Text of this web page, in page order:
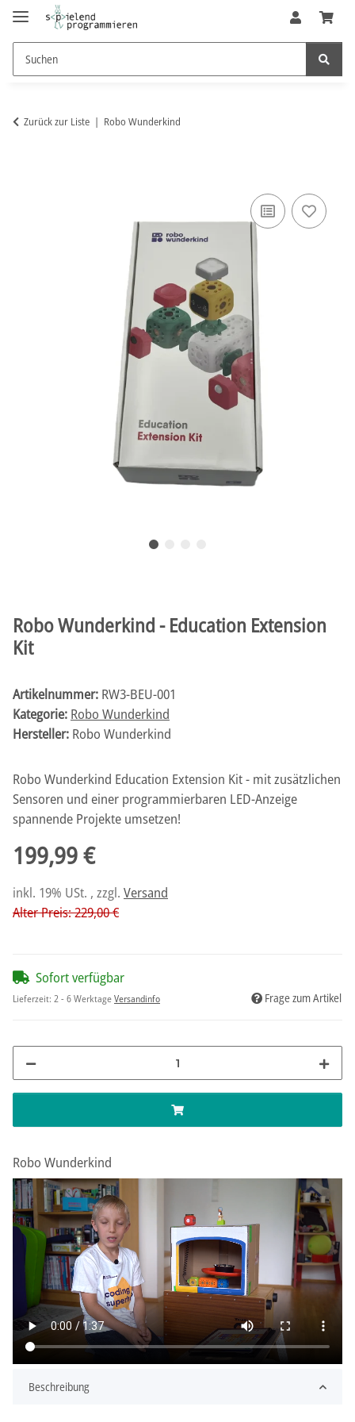
Zurück zur Liste Robo Wunderkind
Robo Wunderkind - Education Extension
Kit
Artikelnummer: RW3-BEU-001
Kategorie: Robo Wunderkind
Hersteller: Robo Wunderkind
Robo Wunderkind Education Extension Kit - mit zusätzlichen
Sensoren und einer programmierbaren LED-Anzeige
spannende Projekte umsetzen!
199,99 €
inkl. 19% USt. , zzgl. Versand
Alter Preis: 229,00 €
Sofort verfügbar
Lieferzeit: 2 - 6 WerktageVersandinfo Frage zum Artikel
Robo Wunderkind
Beschreibung